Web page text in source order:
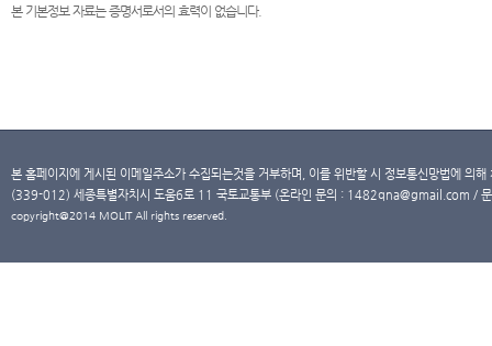
본 기본정보 자료는 증명서로서의 효력이 없습니다.
본 홈페이지에 게시된 이메일주소가 수집되는것을 거부하며, 이를 위반할 시 정보통신망법에 의
(339-012) 세종특별자치시 도움6로 11 국토교통부 (온라인 문의 : 1482qna@gmail.com /
copyright@2014 MOLIT All rights reserved.